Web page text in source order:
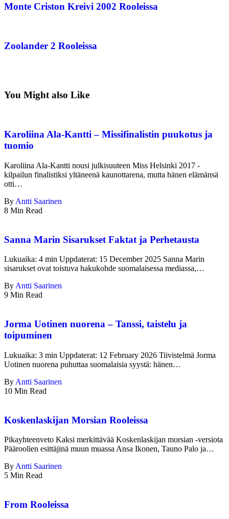
Monte Criston Kreivi 2002 Rooleissa
Zoolander 2 Rooleissa
You Might also Like
Karoliina Ala-Kantti – Missifinalistin puukotus ja
tuomio
Karoliina Ala-Kantti nousi julkisuuteen Miss Helsinki 2017 -
kilpailun finalistiksi yltäneenä kaunottarena, mutta hänen elämänsä
otti…
By Antti Saarinen
8 Min Read
Sanna Marin Sisarukset Faktat ja Perhetausta
Lukuaika: 4 min Uppdaterat: 15 December 2025 Sanna Marin
sisarukset ovat toistuva hakukohde suomalaisessa mediassa,…
ByAntti Saarinen
9 Min Read
Jorma Uotinen nuorena – Tanssi, taistelu ja
toipuminen
Lukuaika: 3 min Uppdaterat: 12 February 2026 Tiivistelmä Jorma
Uotinen nuorena puhuttaa suomalaisia syystä: hänen…
By Antti Saarinen
10 Min Read
Koskenlaskijan Morsian Rooleissa
Pikayhteenveto Kaksi merkittävää Koskenlaskijan morsian -versiota
Pääroolien esittäjinä muun muassa Ansa Ikonen, Tauno Palo ja…
By Antti Saarinen
5 Min Read
From Rooleissa